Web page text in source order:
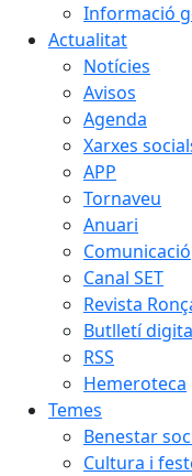
Informació
Actualitat
Notícies
Avisos
Agenda
Xarxes
APP
Tornaveu
Anuari
Comunicació
Canal SET
Revista
Butlletí
RSS
Hemeroteca
Temes
Benestar
Cultura i